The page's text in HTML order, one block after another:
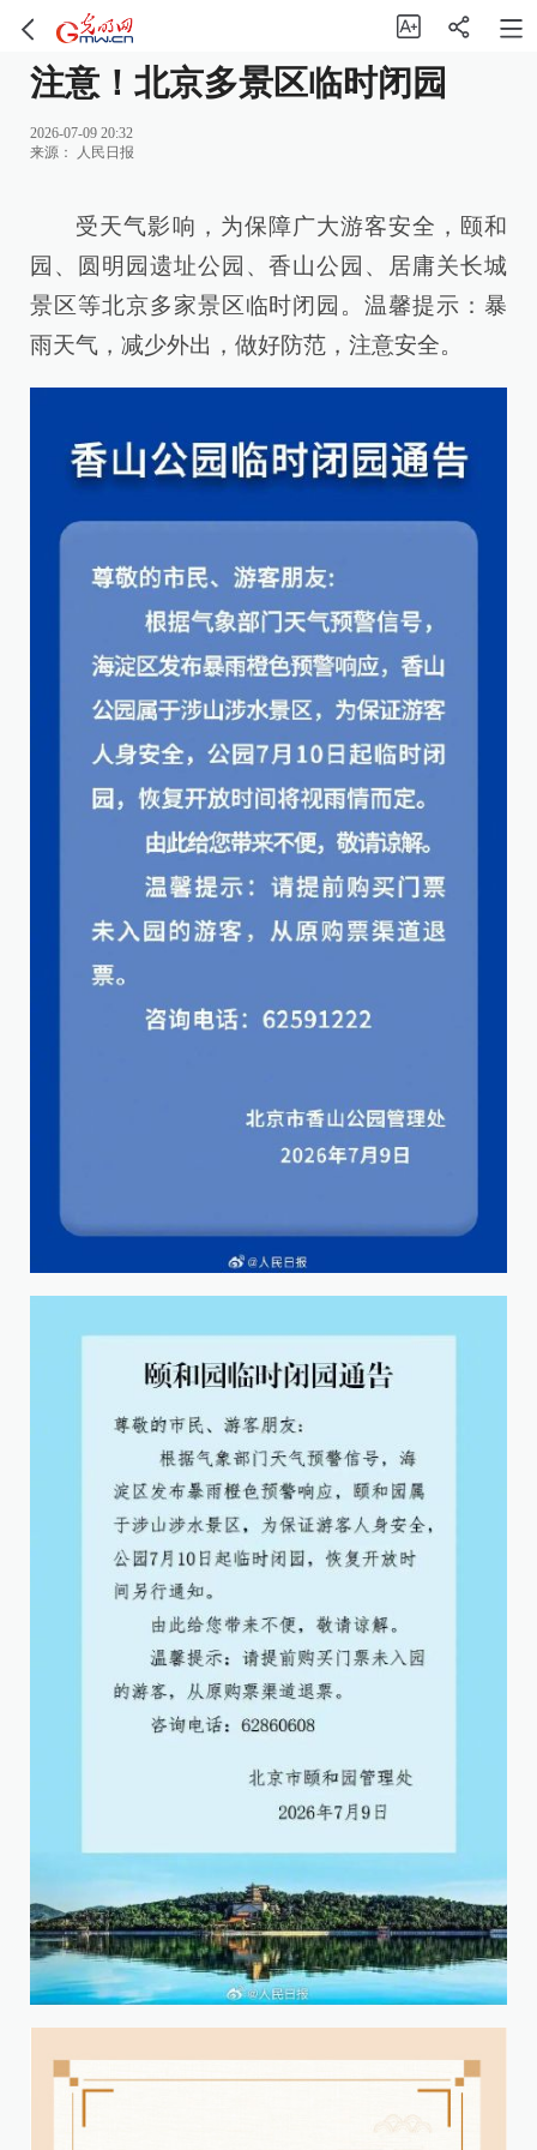
注意！北京多景区临时闭园
2026-07-09 20:32
来源：
人民日报
受天气影响，为保障广大游客安全，颐和
园、圆明园遗址公园、香山公园、居庸关长城
景区等北京多家景区临时闭园。温馨提示：暴
雨天气，减少外出，做好防范，注意安全。